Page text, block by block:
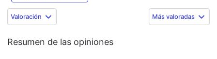
Valoración Más valoradas
Resumen de las opiniones